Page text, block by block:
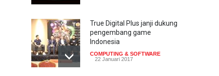
True Digital Plus janji dukung
pengembang game
Indonesia
COMPUTING & SOFTWARE
22 Januari 2017